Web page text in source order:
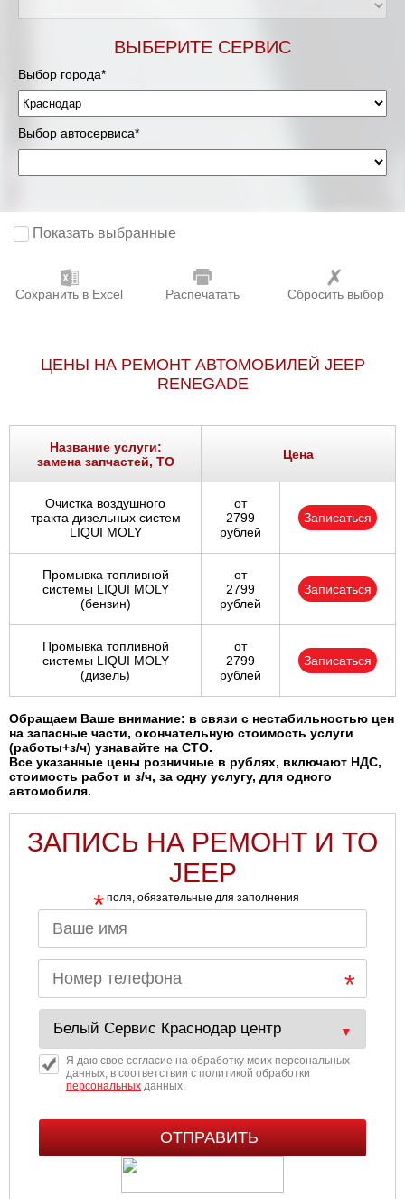
ВЫБЕРИТЕ СЕРВИС
Выбор города*
Выбор автосервиса*
Показать выбранные
Сохранить в Excel Распечатать Сбросить выбор
ЦЕНЫ НА РЕМОНТ АВТОМОБИЛЕЙ JEEP
RENEGADE
Название услуги:
замена запчастей, ТО
Цена
Очистка воздушного
тракта дизельных систем
LIQUI MOLY
от
2799
рублей
Записаться
Промывка топливной
системы LIQUI MOLY
(бензин)
от
2799
рублей
Записаться
Промывка топливной
системы LIQUI MOLY
(дизель)
от
2799
рублей
Записаться
Обращаем Ваше внимание: в связи с нестабильностью цен
на запасные части, окончательную стоимость услуги
(работы+з/ч) узнавайте на СТО.
Все указанные цены розничные в рублях, включают НДС,
стоимость работ и з/ч, за одну услугу, для одного
автомобиля.
ЗАПИСЬ НА РЕМОНТ И ТО
JEEP
* поля, обязательные для заполнения
Я даю свое согласие на обработку моих персональных
данных, в соответствии с политикой обработки
персональныхданных.